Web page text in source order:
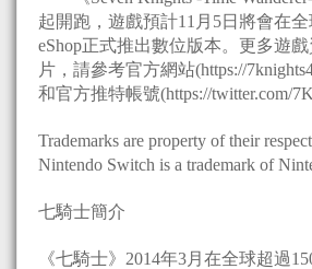
起開跑，遊戲預計11月5日將會在
eShop正式推出數位版本。更多遊
片，請參考官方網站(https://
和官方推特帳號(https://twitter.com/
Trademarks are property of their
Nintendo Switch is a trademark of
七騎士簡介
《七騎士》2014年3月在全球超過